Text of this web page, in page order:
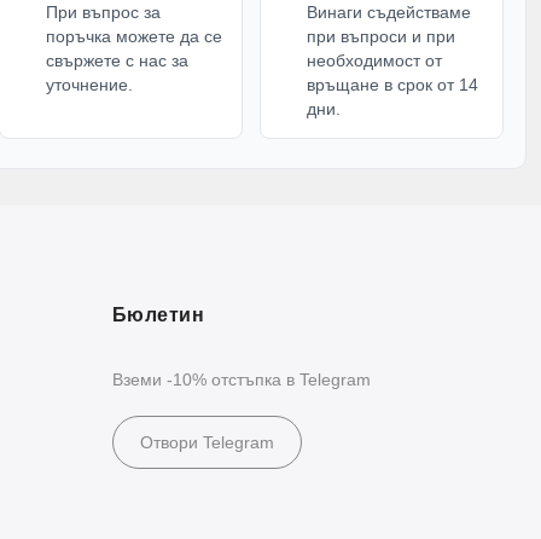
диспенсър за напитки
с кран. Той е практичен
които могат да се сервират удобно на
решение за завършена подредба на масата. Те
приложения – от сервиране на напитки
докато топлоустойчивите модели са
При въпрос за
поръчка можете да се
свържете с нас за
уточнение.
Винаги съдействаме
при въпроси и при
необходимост от
връщане в срок от 14
дни.
Бюлетин
Вземи -10% отстъпка в Telegram
Отвори Telegram